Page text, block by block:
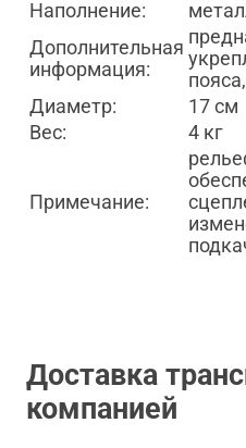
Наполнение:
Дополнительная
информация:
Диаметр:
17 см
Вес:
4 кг
Примечание:
Доставка
компанией